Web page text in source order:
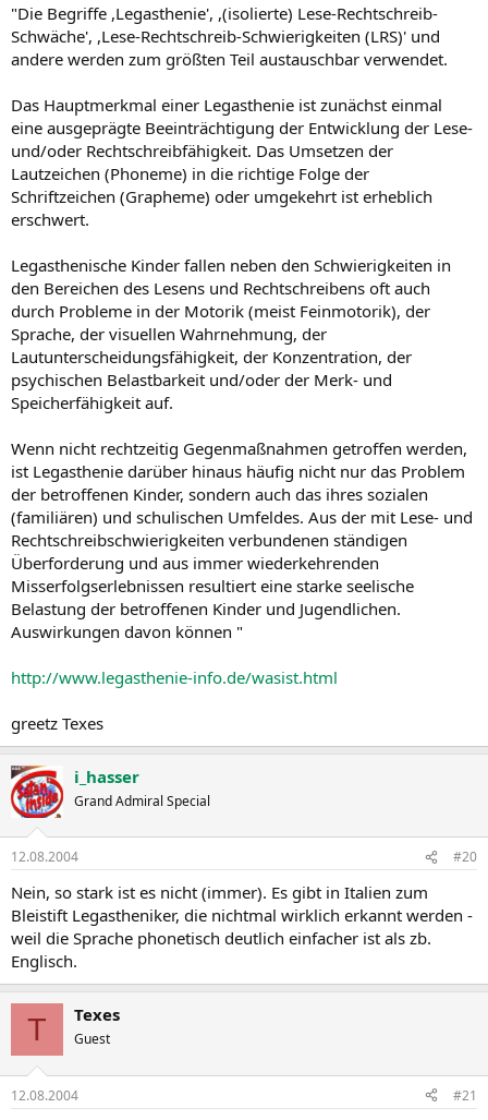
"Die Begriffe ,Legasthenie', ,(isolierte) Lese-Rechtschreib-
Schwäche', ,Lese-Rechtschreib-Schwierigkeiten (LRS)' und
andere werden zum größten Teil austauschbar verwendet.
Das Hauptmerkmal einer Legasthenie ist zunächst einmal
eine ausgeprägte Beeinträchtigung der Entwicklung der Lese-
und/oder Rechtschreibfähigkeit. Das Umsetzen der
Lautzeichen (Phoneme) in die richtige Folge der
Schriftzeichen (Grapheme) oder umgekehrt ist erheblich
erschwert.
Legasthenische Kinder fallen neben den Schwierigkeiten in
den Bereichen des Lesens und Rechtschreibens oft auch
durch Probleme in der Motorik (meist Feinmotorik), der
Sprache, der visuellen Wahrnehmung, der
Lautunterscheidungsfähigkeit, der Konzentration, der
psychischen Belastbarkeit und/oder der Merk- und
Speicherfähigkeit auf.
Wenn nicht rechtzeitig Gegenmaßnahmen getroffen werden,
ist Legasthenie darüber hinaus häufig nicht nur das Problem
der betroffenen Kinder, sondern auch das ihres sozialen
(familiären) und schulischen Umfeldes. Aus der mit Lese- und
Rechtschreibschwierigkeiten verbundenen ständigen
Überforderung und aus immer wiederkehrenden
Misserfolgserlebnissen resultiert eine starke seelische
Belastung der betroffenen Kinder und Jugendlichen.
Auswirkungen davon können "
http://www.legasthenie-info.de/wasist.html
greetz Texes
i_hasser
Grand Admiral Special
12.08.2004 #20
Nein, so stark ist es nicht (immer). Es gibt in Italien zum
Bleistift Legastheniker, die nichtmal wirklich erkannt werden -
weil die Sprache phonetisch deutlich einfacher ist als zb.
Englisch.
T Texes
Guest
12.08.2004 #21